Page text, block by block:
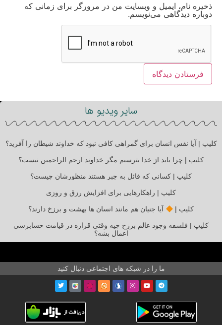
ذخیره نام، ایمیل و وبسایت من در مرورگر برای زمانی که
دوباره دیدگاهی می‌نویسم.
سایر ویدیو ها
کلیپ | آیا نفس انسان برای گمراهی کافی نبود که خداوند شیطان را آفرید؟
کلیپ | چرا باید از خدا بترسیم مگر خداوند ارحم الراحمین نیست؟
کلیپ | کسانی که قائل به جبر هستند منظورشان چیست؟
کلیپ | راهکارهایی برای افزایش رزق و روزی
کلیپ | آیا جنیان هم مانند انسان ها بهشت و برزخ دارند؟
کلیپ | فلسفه وجود عالم برزخ چیه وقتی قراره در قیامت حسابرسی
اعمال بشه؟
ما را در شبکه های اجتماعی دنبال کنید